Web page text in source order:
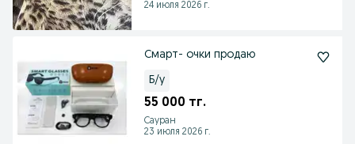
24 июля 2026 г.
Смарт- очки продаю
Б/у
55 000 тг.
Сауран
23 июля 2026 г.